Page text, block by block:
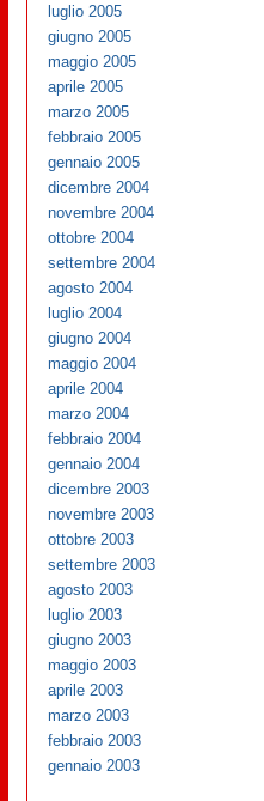
luglio 2005
giugno 2005
maggio 2005
aprile 2005
marzo 2005
febbraio 2005
gennaio 2005
dicembre 2004
novembre 2004
ottobre 2004
settembre 2004
agosto 2004
luglio 2004
giugno 2004
maggio 2004
aprile 2004
marzo 2004
febbraio 2004
gennaio 2004
dicembre 2003
novembre 2003
ottobre 2003
settembre 2003
agosto 2003
luglio 2003
giugno 2003
maggio 2003
aprile 2003
marzo 2003
febbraio 2003
gennaio 2003